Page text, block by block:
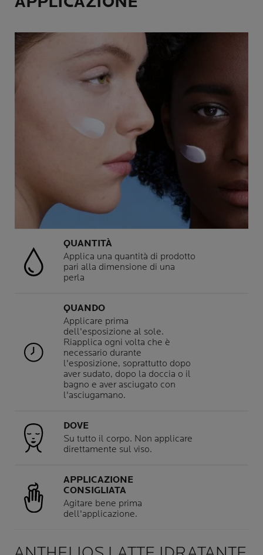
QUANTITÀ
Applica una quantità di prodotto
pari alla dimensione di una
perla
QUANDO
Applicare prima
dell'esposizione al sole.
Riapplica ogni volta che è
necessario durante
l'esposizione, soprattutto dopo
aver sudato, dopo la doccia o il
bagno e aver asciugato con
l'asciugamano.
DOVE
Su tutto il corpo. Non applicare
direttamente sul viso.
APPLICAZIONE
CONSIGLIATA
Agitare bene prima
dell'applicazione.